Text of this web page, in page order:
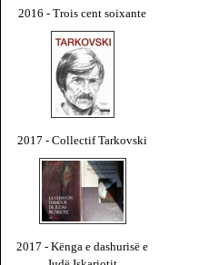
2016 - Trois cent soixante
2017 - Collectif Tarkovski
2017 - Kënga e dashurisë e